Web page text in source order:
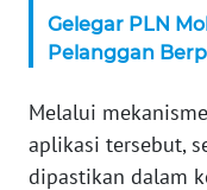
Gelegar PLN
Pelanggan
Melalui
aplikasi tersebut,
dipastikan dalam
WN
SERAMBI
WN
JAMBI